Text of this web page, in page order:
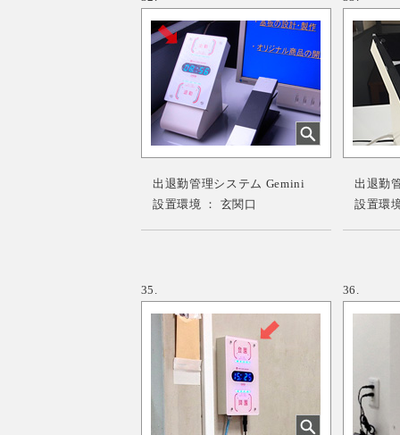
出退勤管理システム Gemini
設置環境 ： 玄関口
出退勤
設置環
35. 36.